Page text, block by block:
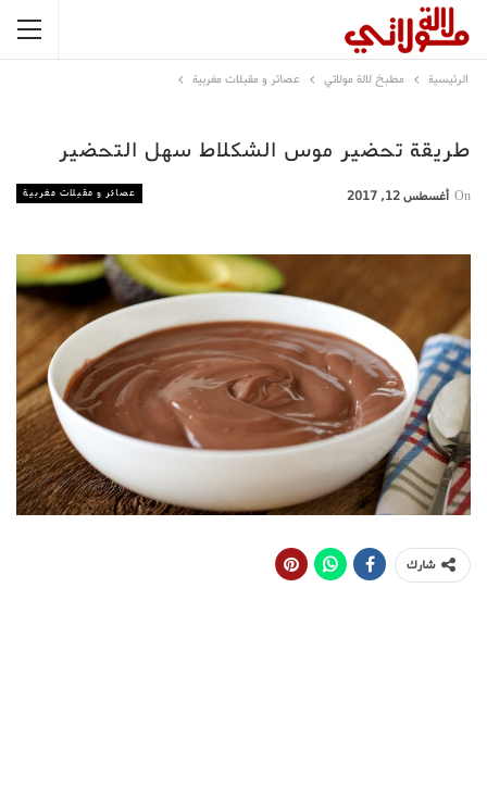
الرئيسية مطبخ لالة مولاتي عصائر و مقبلات مغربية
طريقة تحضير موس الشكلاط سهل التحضير
عصائر و مقبلات مغربية On أغسطس 12, 2017
شارك